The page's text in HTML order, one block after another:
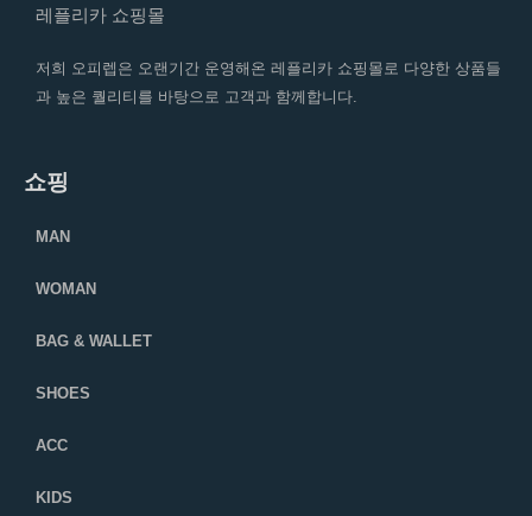
레플리카 쇼핑몰
저희 오피렙은 오랜기간 운영해온 레플리카 쇼핑몰로 다양한 상품들
과 높은 퀄리티를 바탕으로 고객과 함께합니다.
쇼핑
MAN
WOMAN
BAG & WALLET
SHOES
ACC
KIDS